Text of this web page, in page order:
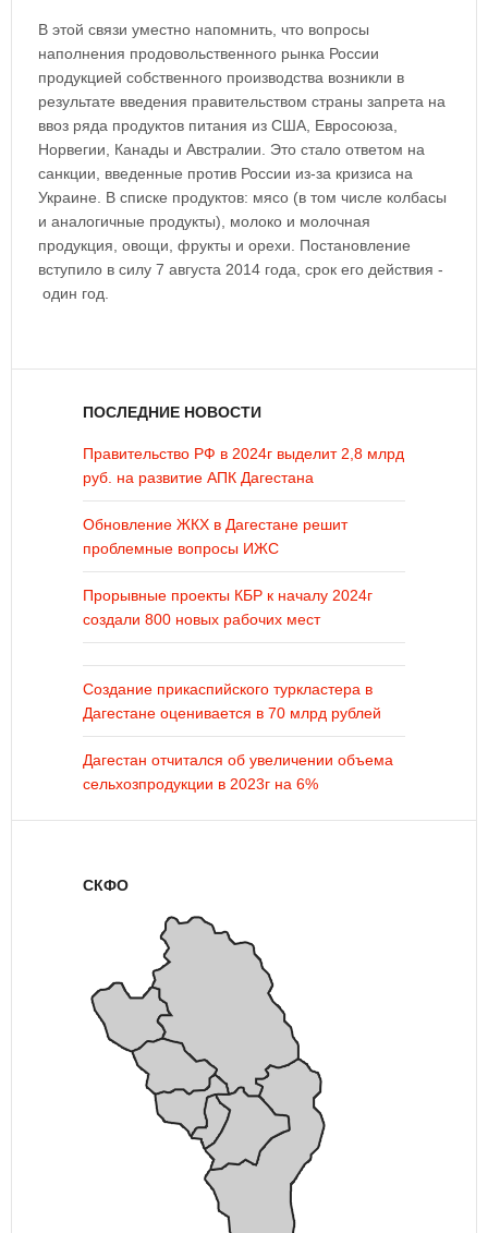
В этой связи уместно напомнить, что вопросы
наполнения продовольственного рынка России
продукцией собственного производства возникли в
результате введения правительством страны запрета на
ввоз ряда продуктов питания из США, Евросоюза,
Норвегии, Канады и Австралии. Это стало ответом на
санкции, введенные против России из-за кризиса на
Украине. В списке продуктов: мясо (в том числе колбасы
и аналогичные продукты), молоко и молочная
продукция, овощи, фрукты и орехи. Постановление
вступило в силу 7 августа 2014 года, срок его действия -
один год.
ПОСЛЕДНИЕ НОВОСТИ
Правительство РФ в 2024г выделит 2,8 млрд
руб. на развитие АПК Дагестана
Обновление ЖКХ в Дагестане решит
проблемные вопросы ИЖС
Прорывные проекты КБР к началу 2024г
создали 800 новых рабочих мест
Создание прикаспийского туркластера в
Дагестане оценивается в 70 млрд рублей
Дагестан отчитался об увеличении объема
сельхозпродукции в 2023г на 6%
СКФО